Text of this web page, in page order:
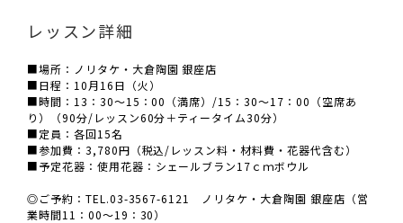
レッスン詳細
■場所：ノリタケ・大倉陶園 銀座店
■日程：10月16日（火）
■時間：13：30～15：00（満席）/15：30～17：00（空席あ
り）（90分/レッスン60分＋ティータイム30分）
■定員：各回15名
■参加費：3,780円（税込/レッスン料・材料費・花器代含む）
■予定花器：使用花器：シェールブラン17ｃｍボウル
◎ご予約：TEL.03-3567-6121 ノリタケ・大倉陶園 銀座店（営
業時間11：00～19：30）